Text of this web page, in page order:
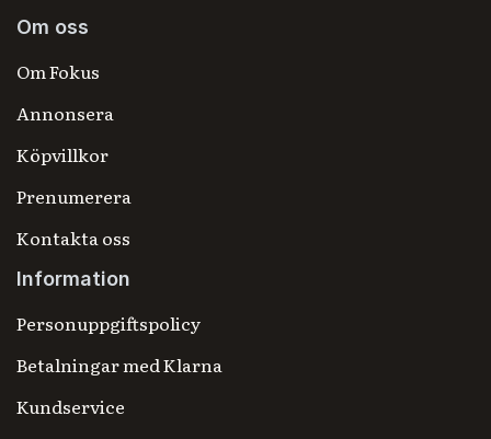
Om oss
Om Fokus
Annonsera
Köpvillkor
Prenumerera
Kontakta oss
Information
Personuppgiftspolicy
Betalningar med Klarna
Kundservice